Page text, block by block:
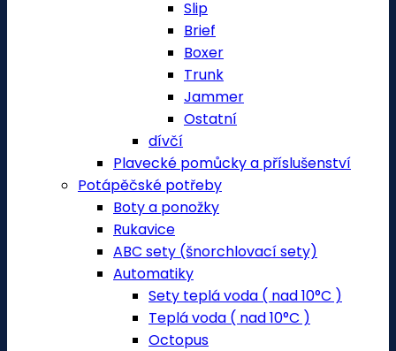
Slip
Brief
Boxer
Trunk
Jammer
Ostatní
dívčí
Plavecké pomůcky a příslušenství
Potápěčské potřeby
Boty a ponožky
Rukavice
ABC sety (šnorchlovací sety)
Automatiky
Sety teplá voda ( nad 10°C )
Teplá voda ( nad 10°C )
Octopus